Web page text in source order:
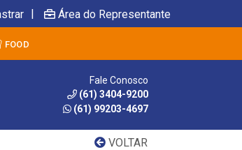
| Área do Representante
FOOD
Fale Conosco
(61) 3404-9200
(61) 99203-4697
VOLTAR